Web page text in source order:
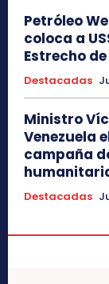
Petróleo
coloca a
Estrecho
Destacadas
Ministro
Venezuela
campaña
Destacadas